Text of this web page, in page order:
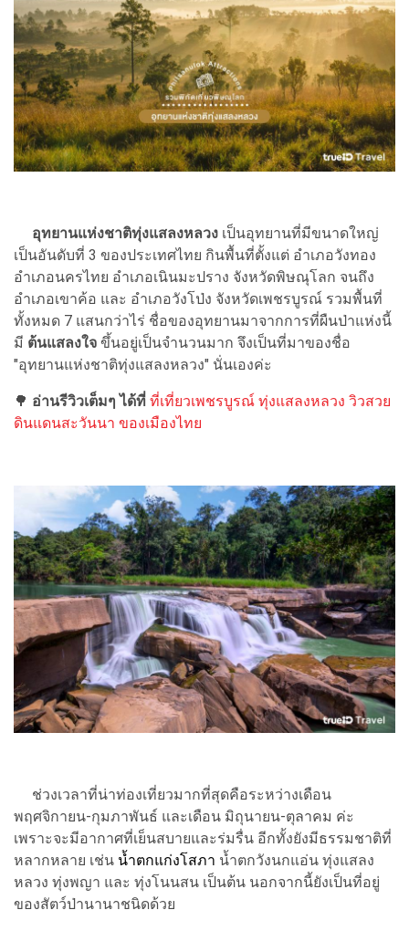
อุทยานแห่งชาติทุ่งแสลงหลวง เป็นอุทยานที่มีขนาดใหญ่
เป็นอันดับที่ 3 ของประเทศไทย กินพื้นที่ตั้งแต่ อำเภอวังทอง
อำเภอนครไทย อำเภอเนินมะปราง จังหวัดพิษณุโลก จนถึง
อำเภอเขาค้อ และ อำเภอวังโป่ง จังหวัดเพชรบูรณ์ รวมพื้นที่
ทั้งหมด 7 แสนกว่าไร่ ชื่อของอุทยานมาจากการที่ผืนป่าแห่งนี้
มี ต้นแสลงใจ ขึ้นอยู่เป็นจำนวนมาก จึงเป็นที่มาของชื่อ
"อุทยานแห่งชาติทุ่งแสลงหลวง" นั่นเองค่ะ
🌳 อ่านรีวิวเต็มๆ ได้ที่ ที่เที่ยวเพชรบูรณ์ ทุ่งแสลงหลวง วิวสวย
ดินแดนสะวันนา ของเมืองไทย
ช่วงเวลาที่น่าท่องเที่ยวมากที่สุดคือระหว่างเดือน
พฤศจิกายน-กุมภาพันธ์ และเดือน มิถุนายน-ตุลาคม ค่ะ
เพราะจะมีอากาศที่เย็นสบายและร่มรื่น อีกทั้งยังมีธรรมชาติที่
หลากหลาย เช่น น้ำตกแก่งโสภา น้ำตกวังนกแอ่น ทุ่งแสลง
หลวง ทุ่งพญา และ ทุ่งโนนสน เป็นต้น นอกจากนี้ยังเป็นที่อยู่
ของสัตว์ป่านานาชนิดด้วย